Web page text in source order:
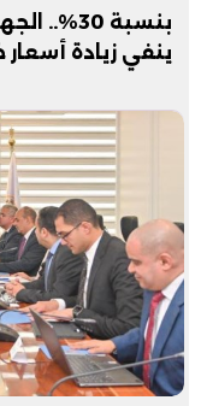
بنسبة
ينفي زيادة